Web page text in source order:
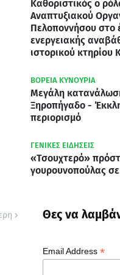
Καθοριστικός ο
Αναπτυξιακού
Πελοποννήσου στο
ενεργειακής
ιστορικού κτηρίου
ΒΟΡΕΙΑ ΚΥΝΟΥΡΙΑ
Μεγάλη
Ξηροπήγαδο -
περιορισμό
ΓΕΝΙΚΕΣ ΕΙΔΗΣΕΙΣ
«Τσουχτερό»
γουρουνοπούλας
Θες να
Email Address *